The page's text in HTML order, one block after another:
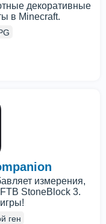
декоративные
в Minecraft.
измерения,
StoneBlock 3.
ген